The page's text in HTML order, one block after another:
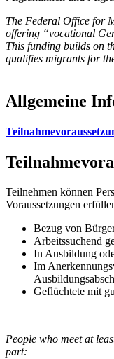
The Federal Office for
offering “vocational
This funding builds on
qualifies migrants for
Allgemeine
Teilnehmen können
Voraussetzungen
Bezug von
Arbeitssuchend
In Ausbildung
Im
Geflüchtete mit
People who meet at
part: